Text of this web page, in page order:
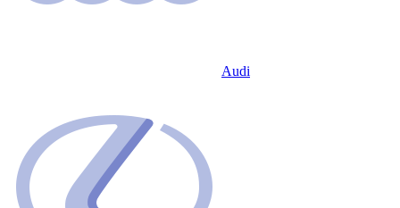
Audi